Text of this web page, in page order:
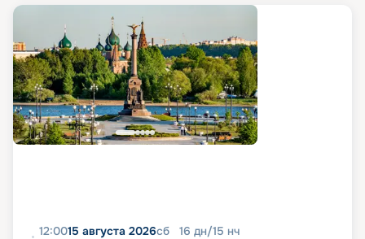
12:0015 августа 2026сб 16 дн/15 нч